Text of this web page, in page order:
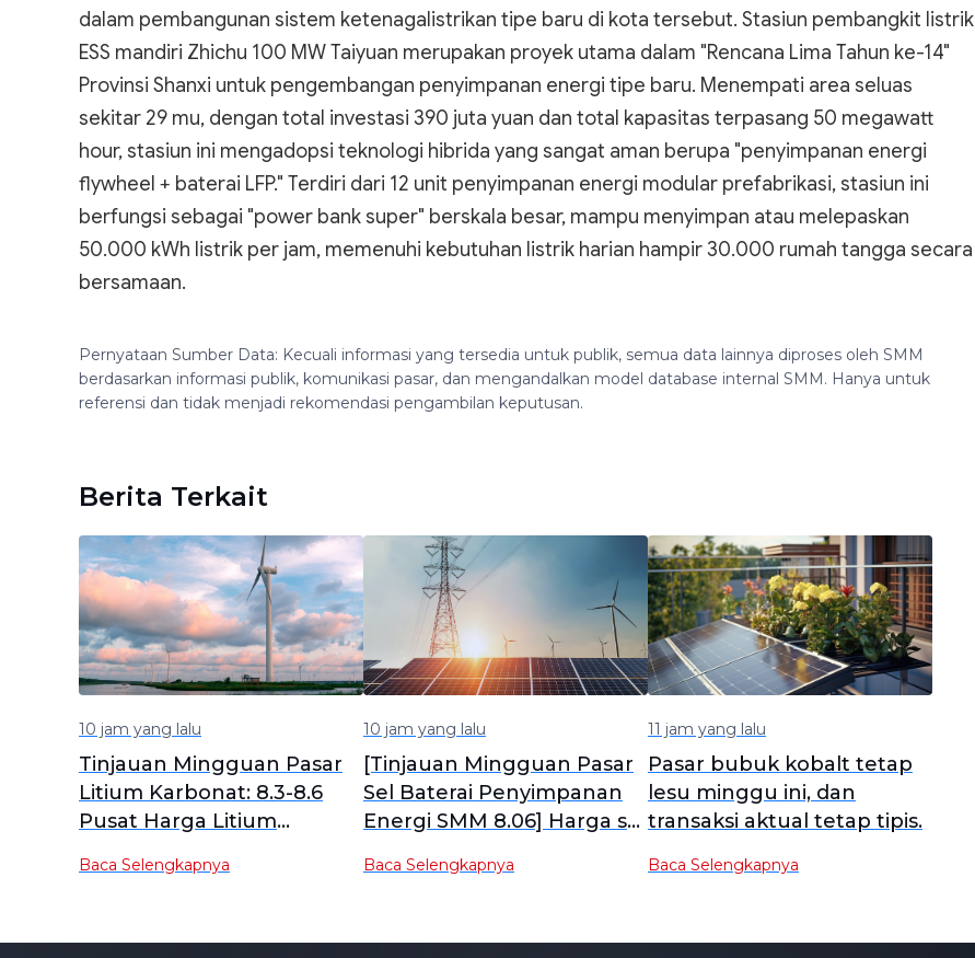
dalam pembangunan sistem ketenagalistrikan tipe baru di kota tersebut. Stasiun pembangkit listrik
ESS mandiri Zhichu 100 MW Taiyuan merupakan proyek utama dalam "Rencana Lima Tahun ke-14"
Provinsi Shanxi untuk pengembangan penyimpanan energi tipe baru. Menempati area seluas
sekitar 29 mu, dengan total investasi 390 juta yuan dan total kapasitas terpasang 50 megawatt
hour, stasiun ini mengadopsi teknologi hibrida yang sangat aman berupa "penyimpanan energi
flywheel + baterai LFP." Terdiri dari 12 unit penyimpanan energi modular prefabrikasi, stasiun ini
berfungsi sebagai "power bank super" berskala besar, mampu menyimpan atau melepaskan
50.000 kWh listrik per jam, memenuhi kebutuhan listrik harian hampir 30.000 rumah tangga secara
bersamaan.
Pernyataan Sumber Data: Kecuali informasi yang tersedia untuk publik, semua data lainnya diproses oleh SMM
berdasarkan informasi publik, komunikasi pasar, dan mengandalkan model database internal SMM. Hanya untuk
referensi dan tidak menjadi rekomendasi pengambilan keputusan.
Berita Terkait
10 jam yang lalu
Tinjauan Mingguan Pasar
Litium Karbonat: 8.3-8.6
Pusat Harga Litium
Sedikit WoW [SMM
Baca Selengkapnya
10 jam yang lalu
[Tinjauan Mingguan Pasar
Sel Baterai Penyimpanan
Energi SMM 8.06] Harga sel
energi tetap stabil, dengan
Baca Selengkapnya
11 jam yang lalu
Pasar bubuk kobalt tetap
lesu minggu ini, dan
transaksi aktual tetap tipis.
Baca Selengkapnya